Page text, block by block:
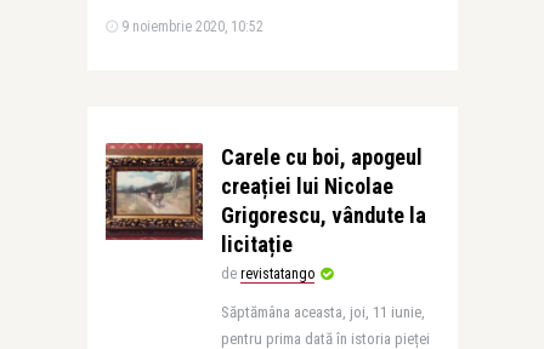
9 noiembrie 2020, 10:52
Carele cu boi, apogeul
creației lui Nicolae
Grigorescu, vândute la
licitație
de revistatango
Săptămâna aceasta, joi, 11 iunie,
pentru prima dată în istoria pieței